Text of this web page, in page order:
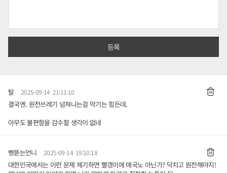
탈 2025-09-14 21:11:10
결국엔. 원전쓰레기 넘쳐나는걸 막기는 힘든데.
아무도 불편함을 감수할 생각이 없네
삥뜯는언니 2025-09-14 19:10:18
대한민국에서는 이런 문제 제기하면 빨갱이에 매국노 아닌가? 닥치고 원전해야지!